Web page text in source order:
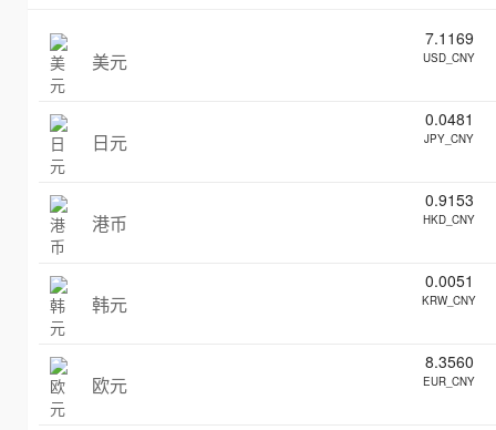
美元
7.1169
USD_CNY
日元
0.0481
JPY_CNY
港币
0.9153
HKD_CNY
韩元
0.0051
KRW_CNY
欧元
8.3560
EUR_CNY